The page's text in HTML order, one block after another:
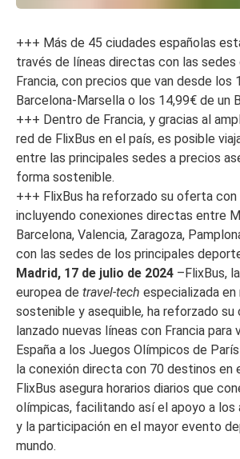
+++ Más de 45 ciudades españolas
través de líneas directas con las sedes
Francia, con precios que van desde los
Barcelona-Marsella o los 14,99€ de un
+++ Dentro de Francia, y gracias al
red de FlixBus en el país, es posible
entre las principales sedes a precios
forma sostenible.
+++ FlixBus ha reforzado su oferta con
incluyendo conexiones directas entre
Barcelona, Valencia, Zaragoza,
con las sedes de los principales
Madrid, 17 de julio de 2024 –FlixBus,
europea de travel-tech especializada en
sostenible y asequible, ha reforzado
lanzado nuevas líneas con Francia para
España a los Juegos Olímpicos de
la conexión directa con 70 destinos en
FlixBus asegura horarios diarios que
olímpicas, facilitando así el apoyo a
y la participación en el mayor evento
mundo.